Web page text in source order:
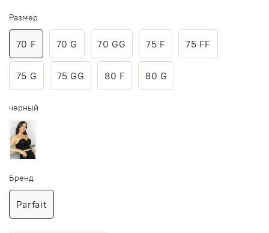
Размер
70 F 70 G 70 GG 75 F 75 FF
75 G 75 GG 80 F 80 G
черный
Бренд
Parfait